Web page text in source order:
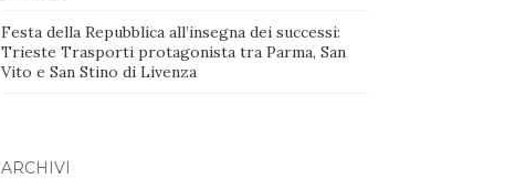
Festa della Repubblica all’insegna dei successi:
Trieste Trasporti protagonista tra Parma, San
Vito e San Stino di Livenza
ARCHIVI